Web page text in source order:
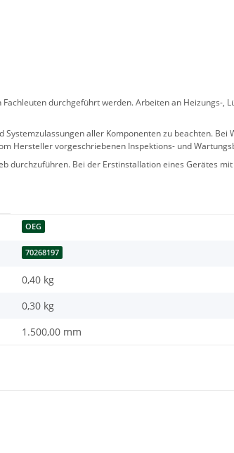
durchgeführt werden. Arbeiten an Heizungs-,
aller Komponenten zu beachten.
Hersteller vorgeschriebenen Inspektions- und
durchzuführen. Bei der Erstinstallation eines Gerätes
OEG
70268197
0,40 kg
0,30 kg
1.500,00 mm